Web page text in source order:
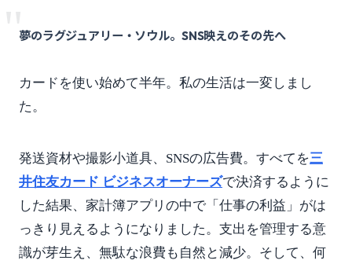
"
夢のラグジュアリー・ソウル。SNS映えのその先へ
カードを使い始めて半年。私の生活は一変しまし
た。
発送資材や撮影小道具、SNSの広告費。すべてを三
井住友カード ビジネスオーナーズで決済するように
した結果、家計簿アプリの中で「仕事の利益」がは
っきり見えるようになりました。支出を管理する意
識が芽生え、無駄な浪費も自然と減少。そして、何